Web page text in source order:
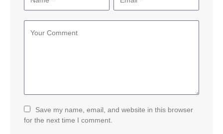
Save my name, email, and website in this browser
for the next time I comment.